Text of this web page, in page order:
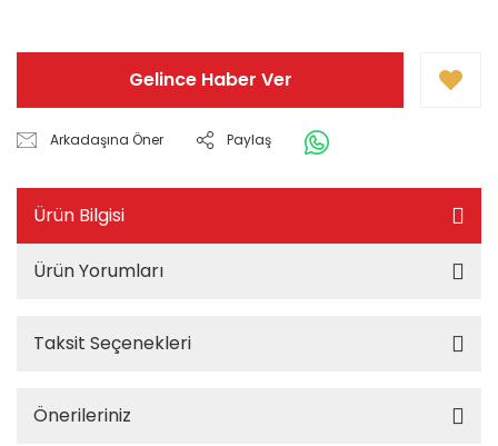
Gelince Haber Ver
Arkadaşına Öner Paylaş
Ürün Bilgisi
Ürün Yorumları
Taksit Seçenekleri
Önerileriniz